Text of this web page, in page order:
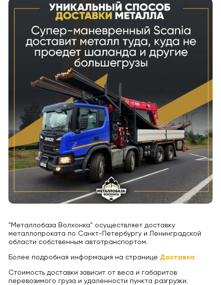
"Металлобаза Волхонка" осуществляет доставку
металлопроката по Санкт-Петербургу и Ленинградской
области собственным автотранспортом.
Более подробная информация на странице Доставка
Стоимость доставки зависит от веса и габаритов
перевозимого груза и удаленности пункта разгрузки.